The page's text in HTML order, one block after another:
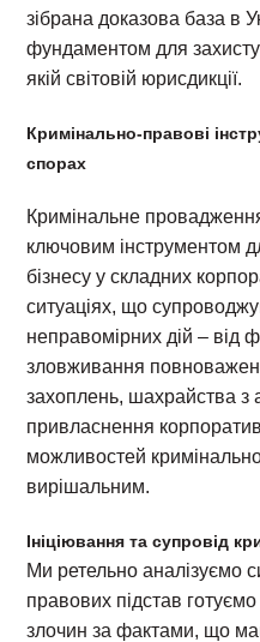
зібрана доказова база в
фундаментом для захисту
якій світовій юрисдикції.
Кримінально-правові
спорах
Кримінальне
ключовим інструментом
бізнесу у складних
ситуаціях, що
неправомірних дій – від
зловживання
захоплень, шахрайства з
привласнення
можливостей
вирішальним.
Ініціювання та супровід
Ми ретельно аналізуємо
правових підстав
злочин за фактами, що